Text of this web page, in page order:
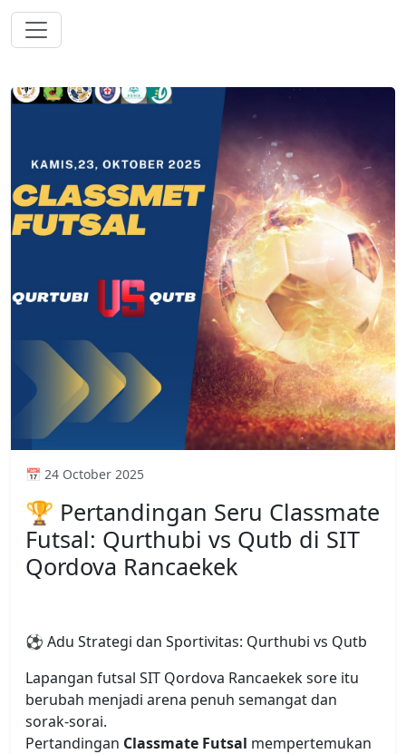
📅 24 October 2025
🏆 Pertandingan Seru Classmate
Futsal: Qurthubi vs Qutb di SIT
Qordova Rancaekek
⚽ Adu Strategi dan Sportivitas: Qurthubi vs Qutb
Lapangan futsal SIT Qordova Rancaekek sore itu
berubah menjadi arena penuh semangat dan
sorak-sorai.
Pertandingan Classmate Futsal mempertemukan